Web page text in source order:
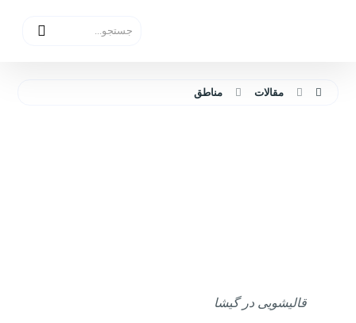
مقالات مناطق
قالیشویی در گیشا